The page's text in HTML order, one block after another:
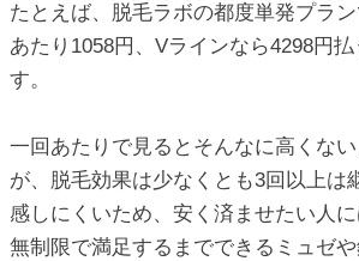
たとえば、脱毛ラボの都度単発プラ
あたり1058円、Vラインなら4298円
す。
一回あたりで見るとそんなに高くな
が、脱毛効果は少なくとも3回以上は
感しにくいため、安く済ませたい人
無制限で満足するまでできるミュゼ